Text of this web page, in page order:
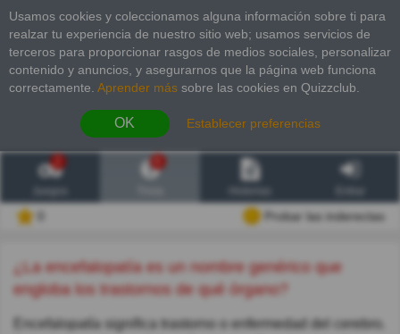
Usamos cookies y coleccionamos alguna información sobre ti para
realzar tu experiencia de nuestro sitio web; usamos servicios de
terceros para proporcionar rasgos de medios sociales, personalizar
contenido y anuncios, y asegurarnos que la página web funciona
correctamente. Aprender más sobre las cookies en Quizzclub.
OK Establecer preferencias
2
Probar las inderectas
¿La encefalopatía es un nombre genérico que
engloba los trastornos de qué órgano?
Encefalopatía significa trastorno o enfermedad del cerebro.